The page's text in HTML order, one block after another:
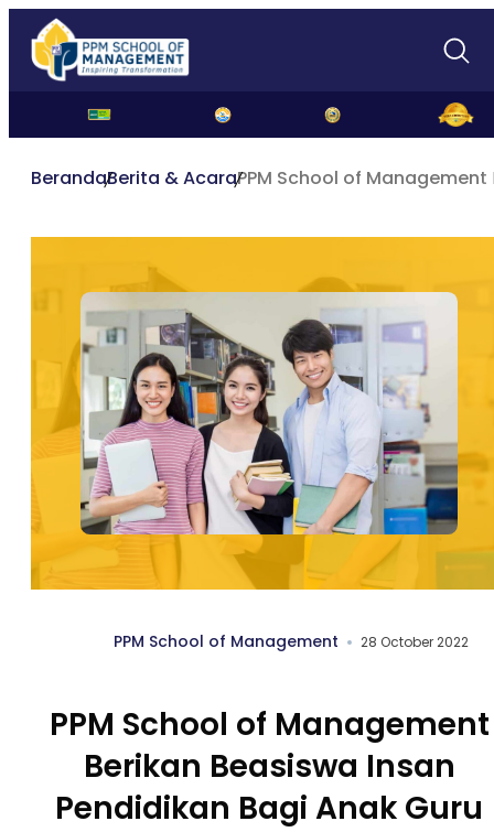
BerandaBerita & AcaraPPM School of
PPM School of Management 28 October 2022
PPM School of Management
Berikan Beasiswa Insan
Pendidikan Bagi Anak Guru